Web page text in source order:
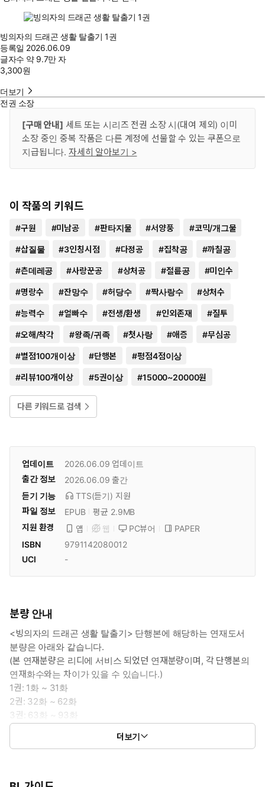
빙의자의 드래곤 생활 탈출기 1권
등록일 2026.06.09
글자수 약 9.7만 자
3,300원
더보기
전권 소장
[구매 안내] 세트 또는 시리즈 전권 소장 시(대여 제외) 이미
소장 중인 중복 작품은 다른 계정에 선물할 수 있는 쿠폰으로
지급됩니다. 자세히 알아보기 >
이 작품의 키워드
#구원 #미남공 #판타지물 #서양풍 #코믹/개그물
#삽질물 #3인칭시점 #다정공 #집착공 #까칠공
#츤데레공 #사랑꾼공 #상처공 #절륜공 #미인수
#명랑수 #잔망수 #허당수 #짝사랑수 #상처수
#능력수 #얼빠수 #전생/환생 #인외존재 #질투
#오해/착각 #왕족/귀족 #첫사랑 #애증 #무심공
#별점100개이상 #단행본 #평점4점이상
#리뷰100개이상 #5권이상 #15000~20000원
다른 키워드로 검색
업데이트 2026.06.09 업데이트
출간 정보
2026.06.09 출간
듣기 기능
TTS(듣기) 지원
파일 정보
EPUB
평균 2.9MB
지원 환경
앱 웹 PC뷰어
PAPER
ISBN
9791142080012
UCI
-
분량 안내
<빙의자의 드래곤 생활 탈출기> 단행본에 해당하는 연재도서
분량은 아래와 같습니다.
(본 연재분량은 리디에 서비스 되었던 연재분량이며, 각 단행본의
연재화수와는 차이가 있을 수 있습니다.)
1권: 1화 ~ 31화
2권: 32화 ~ 62화
3권: 63화 ~ 93화
4권: 94화 ~ 외전 9화
더보기